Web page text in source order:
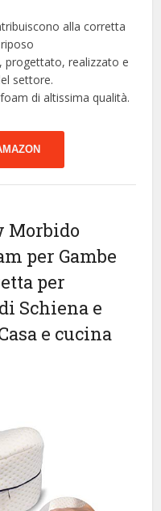
alla corretta
progettato, realizzato e
settore.
di altissima qualità.
Morbido
per Gambe
per
Schiena e
e cucina